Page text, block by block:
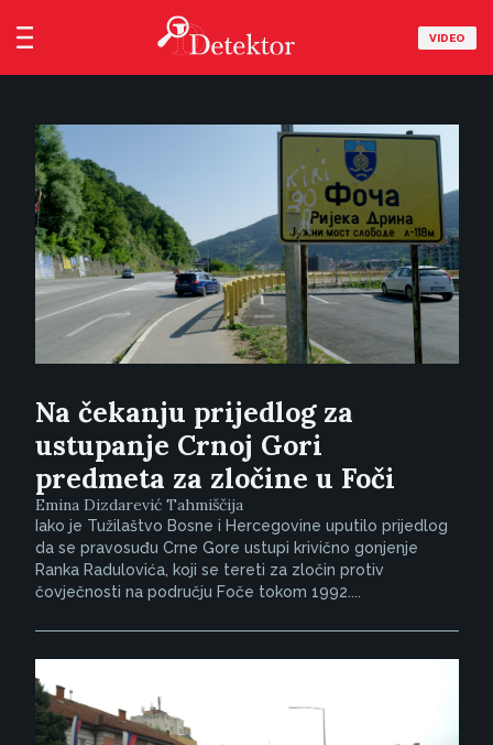
VIDEO
Na čekanju prijedlog za
ustupanje Crnoj Gori
predmeta za zločine u Foči
Emina Dizdarević Tahmiščija
Iako je Tužilaštvo Bosne i Hercegovine uputilo prijedlog
da se pravosuđu Crne Gore ustupi krivično gonjenje
Ranka Radulovića, koji se tereti za zločin protiv
čovječnosti na području Foče tokom 1992....